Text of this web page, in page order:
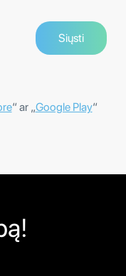
“ ar „Google Play“